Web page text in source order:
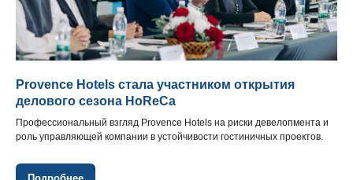
Provence Hotels стала участником открытия
делового сезона HoReCa
Профессиональный взгляд Provence Hotels на риски девелопмента и
роль управляющей компании в устойчивости гостиничных проектов.